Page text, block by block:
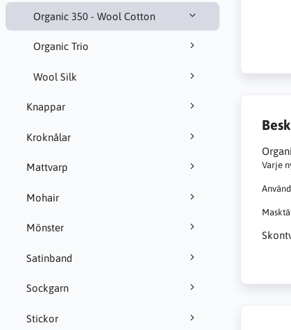
Organic 350 - Wool Cotton
Organic Trio
Wool Silk
Knappar
Kroknålar
Mattvarp
Mohair
Mönster
Satinband
Sockgarn
Stickor
Varje